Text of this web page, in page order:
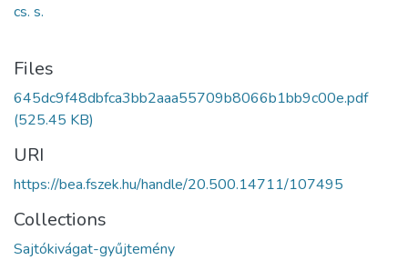
cs. s.
Files
645dc9f48dbfca3bb2aaa55709b8066b1bb9c00e.pdf
(525.45 KB)
URI
https://bea.fszek.hu/handle/20.500.14711/107495
Collections
Sajtókivágat-gyűjtemény